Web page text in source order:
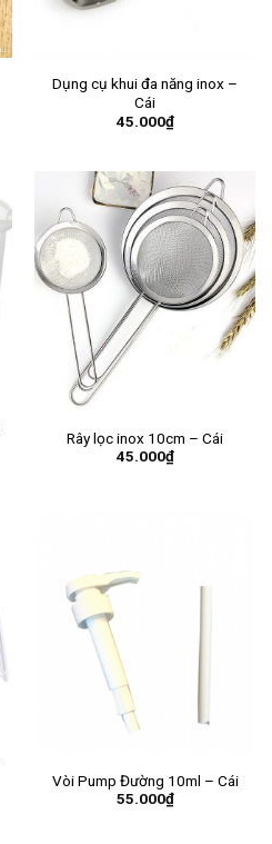
Dụng cụ khui đa năng inox –
Cái
45.000₫
Rây lọc inox 10cm – Cái
45.000₫
Vòi Pump Đường 10ml – Cái
55.000₫